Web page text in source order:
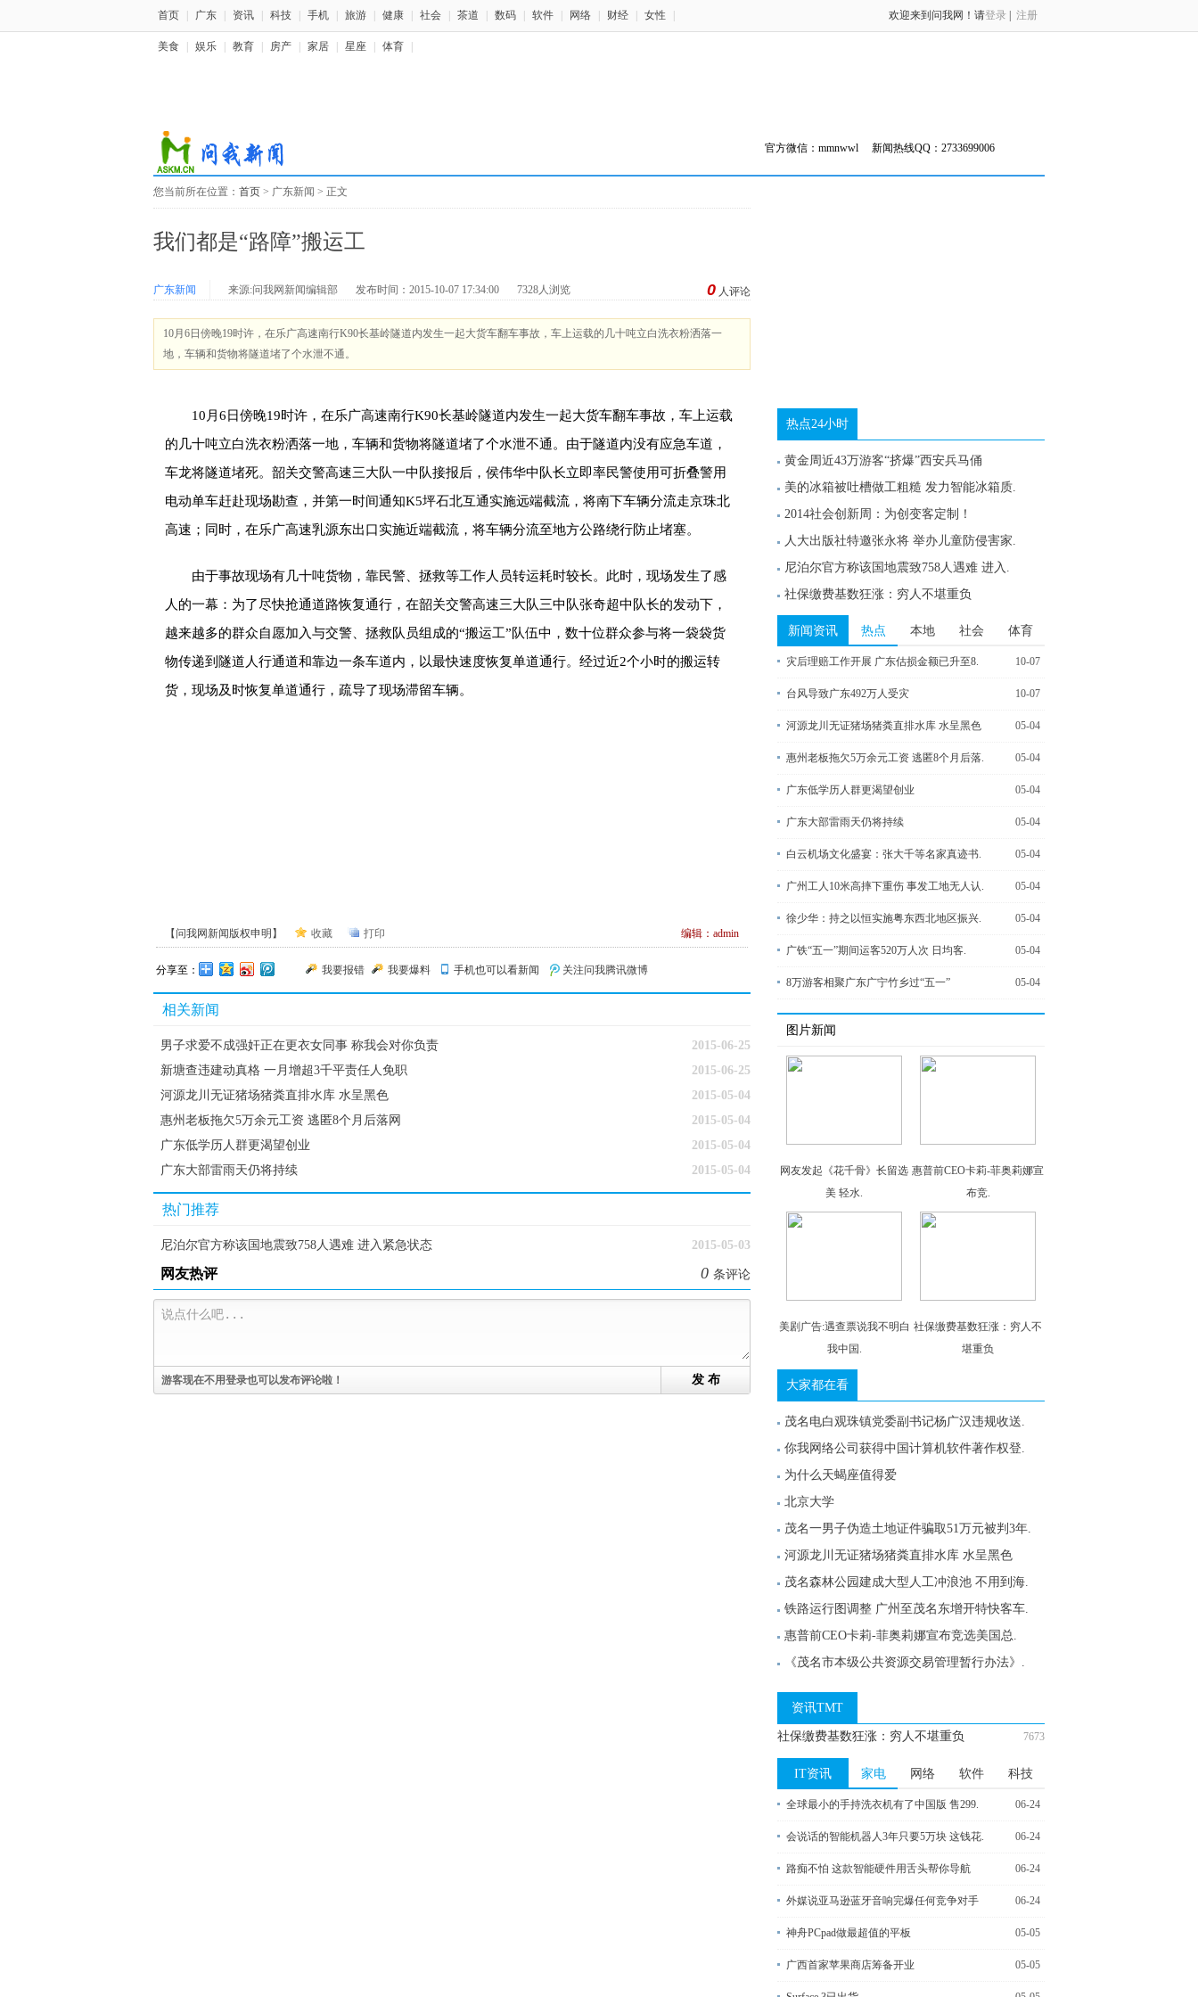
首页 广东 资讯 科技 手机 旅游 健康 社会 茶道 数码 软件 网络 财经 女性
美食 娱乐 教育 房产 家居 星座 体育
欢迎来到问我网！请登录 注册
官方微信：mmnwwl 新闻热线QQ：2733699006
您当前所在位置： 首页 > 广东新闻 > 正文
我们都是“路障”搬运工
广东新闻 来源:问我网新闻编辑部 发布时间：2015-10-07 17:34:00 7328人浏览 0 人评论
10月6日傍晚19时许，在乐广高速南行K90长基岭隧道内发生一起大货车翻车事故，车上运载的几十吨立白洗衣粉洒落一
地，车辆和货物将隧道堵了个水泄不通。
10月6日傍晚19时许，在乐广高速南行K90长基岭隧道内发生一起大货车翻车事故，车上运载
的几十吨立白洗衣粉洒落一地，车辆和货物将隧道堵了个水泄不通。由于隧道内没有应急车道，
车龙将隧道堵死。韶关交警高速三大队一中队接报后，侯伟华中队长立即率民警使用可折叠警用
电动单车赶赴现场勘查，并第一时间通知K5坪石北互通实施远端截流，将南下车辆分流走京珠北
高速；同时，在乐广高速乳源东出口实施近端截流，将车辆分流至地方公路绕行防止堵塞。
由于事故现场有几十吨货物，靠民警、拯救等工作人员转运耗时较长。此时，现场发生了感
人的一幕：为了尽快抢通道路恢复通行，在韶关交警高速三大队三中队张奇超中队长的发动下，
越来越多的群众自愿加入与交警、拯救队员组成的“搬运工”队伍中，数十位群众参与将一袋袋货
物传递到隧道人行通道和靠边一条车道内，以最快速度恢复单道通行。经过近2个小时的搬运转
货，现场及时恢复单道通行，疏导了现场滞留车辆。
【问我网新闻版权申明】 收藏 打印 编辑：admin
分享至： 我要报错 我要爆料 手机也可以看新闻 关注问我腾讯微博
相关新闻
2015-06-25
男子求爱不成强奸正在更衣女同事 称我会对你负责
2015-06-25
新塘查违建动真格 一月增超3千平责任人免职
2015-05-04
河源龙川无证猪场猪粪直排水库 水呈黑色
2015-05-04
惠州老板拖欠5万余元工资 逃匿8个月后落网
2015-05-04
广东低学历人群更渴望创业
2015-05-04
广东大部雷雨天仍将持续
热门推荐
2015-05-03
尼泊尔官方称该国地震致758人遇难 进入紧急状态
网友热评 0 条评论
游客现在不用登录也可以发布评论啦！ 发 布
热点24小时
黄金周近43万游客“挤爆”西安兵马俑
美的冰箱被吐槽做工粗糙 发力智能冰箱质.
2014社会创新周：为创变客定制！
人大出版社特邀张永将 举办儿童防侵害家.
尼泊尔官方称该国地震致758人遇难 进入.
社保缴费基数狂涨：穷人不堪重负
新闻资讯 热点 本地 社会 体育
10-07
灾后理赔工作开展 广东估损金额已升至8.
10-07
台风导致广东492万人受灾
05-04
河源龙川无证猪场猪粪直排水库 水呈黑色
05-04
惠州老板拖欠5万余元工资 逃匿8个月后落.
05-04
广东低学历人群更渴望创业
05-04
广东大部雷雨天仍将持续
05-04
白云机场文化盛宴：张大千等名家真迹书.
05-04
广州工人10米高摔下重伤 事发工地无人认.
05-04
徐少华：持之以恒实施粤东西北地区振兴.
05-04
广铁“五一”期间运客520万人次 日均客.
05-04
8万游客相聚广东广宁竹乡过“五一”
图片新闻
网友发起《花千骨》长留选
美 轻水.
美剧广告:遇查票说我不明白
我中国.
惠普前CEO卡莉-菲奥莉娜宣
布竞.
社保缴费基数狂涨：穷人不
堪重负
大家都在看
茂名电白观珠镇党委副书记杨广汉违规收送.
你我网络公司获得中国计算机软件著作权登.
为什么天蝎座值得爱
北京大学
茂名一男子伪造土地证件骗取51万元被判3年.
河源龙川无证猪场猪粪直排水库 水呈黑色
茂名森林公园建成大型人工冲浪池 不用到海.
铁路运行图调整 广州至茂名东增开特快客车.
惠普前CEO卡莉-菲奥莉娜宣布竞选美国总.
《茂名市本级公共资源交易管理暂行办法》.
资讯TMT
7673
社保缴费基数狂涨：穷人不堪重负
IT资讯 家电 网络 软件 科技
06-24
全球最小的手持洗衣机有了中国版 售299.
06-24
会说话的智能机器人3年只要5万块 这钱花.
06-24
路痴不怕 这款智能硬件用舌头帮你导航
06-24
外媒说亚马逊蓝牙音响完爆任何竞争对手
05-05
神舟PCpad做最超值的平板
05-05
广西首家苹果商店筹备开业